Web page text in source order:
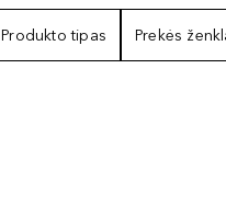
Produkto tipas Prekės